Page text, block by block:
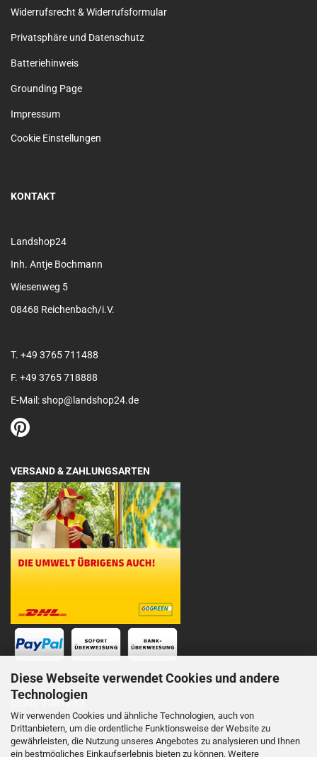
Diese Webseite verwendet Cookies und andere
Technologien
Wir verwenden Cookies und ähnliche Technologien, auch von
Drittanbietern, um die ordentliche Funktionsweise der Website zu
gewährleisten, die Nutzung unseres Angebotes zu analysieren und Ihnen
ein bestmögliches Einkaufserlebnis bieten zu können. Weitere
Widerrufsrecht & Widerrufsformular
Privatsphäre und Datenschutz
Batteriehinweis
Grounding Page
Impressum
Cookie Einstellungen
KONTAKT
Landshop24
Inh. Antje Bochmann
Wiesenweg 5
08468 Reichenbach/i.V.
T. +49 3765 711488
F. +49 3765 718888
E-Mail: shop@landshop24.de
VERSAND & ZAHLUNGSARTEN
DEINE VORTEILE
Schnelle Lieferung